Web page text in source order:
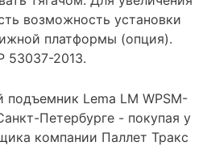
возможность установки
платформы (опция).
53037-2013.
Lema LM WPSM-
Петербурге - покупая у
компании Паллет Тракс